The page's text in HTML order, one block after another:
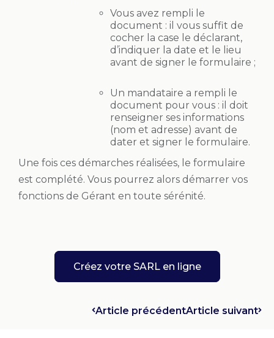
Vous avez rempli le
document : il vous suffit de
cocher la case le déclarant,
d’indiquer la date et le lieu
avant de signer le formulaire ;
Un mandataire a rempli le
document pour vous : il doit
renseigner ses informations
(nom et adresse) avant de
dater et signer le formulaire.
Une fois ces démarches réalisées, le formulaire
est complété. Vous pourrez alors démarrer vos
fonctions de Gérant en toute sérénité.
Créez votre SARL en ligne
Article précédentArticle suivant